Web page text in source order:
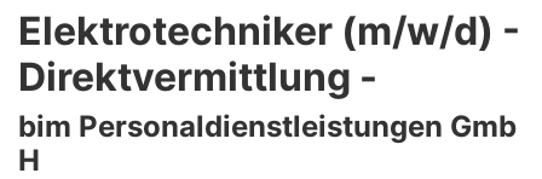
Elektrotechniker (m/w/d) -
Direktvermittlung -
bim Personaldienstleistungen Gmb
H